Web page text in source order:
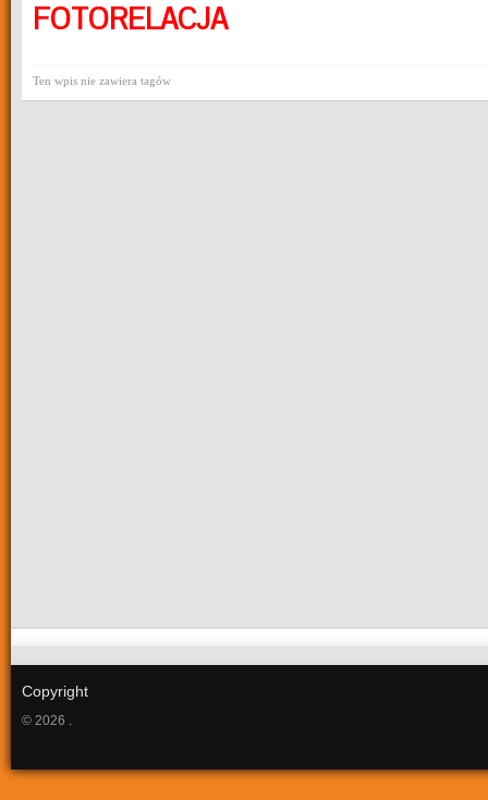
FOTORELACJA
Ten wpis nie zawiera tagów
Copyright
© 2026 .